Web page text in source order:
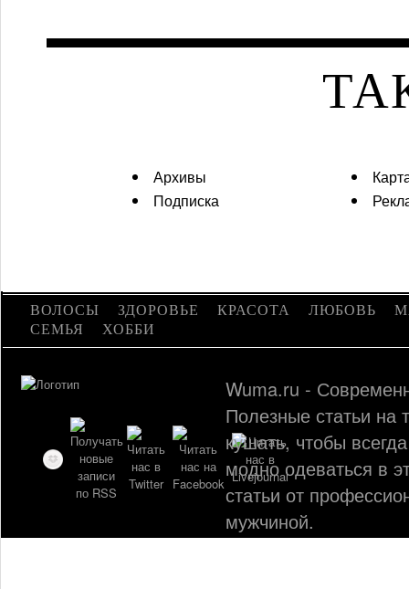
Архивы
Подписка
ВОЛОСЫ ЗДОРОВЬЕ КРАСОТА ЛЮБОВЬ
СЕМЬЯ
ХОББИ
Wuma.ru -
Полезные статьи на
кушать, чтобы
модно одеваться в
статьи от
мужчиной.